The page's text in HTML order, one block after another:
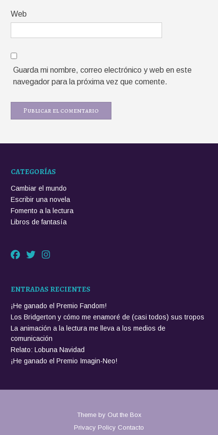
Web
Guarda mi nombre, correo electrónico y web en este
navegador para la próxima vez que comente.
CATEGORÍAS
Cambiar el mundo
Escribir una novela
Fomento a la lectura
Libros de fantasía
ENTRADAS RECIENTES
¡He ganado el Premio Fandom!
Los Bridgerton y cómo me enamoré de (casi todos) sus tropos
La animación a la lectura me lleva a los medios de
comunicación
Relato: Lobuna Navidad
¡He ganado el Premio Imagin-Neo!
Theme by Out the Box
Privacy Policy Contacto